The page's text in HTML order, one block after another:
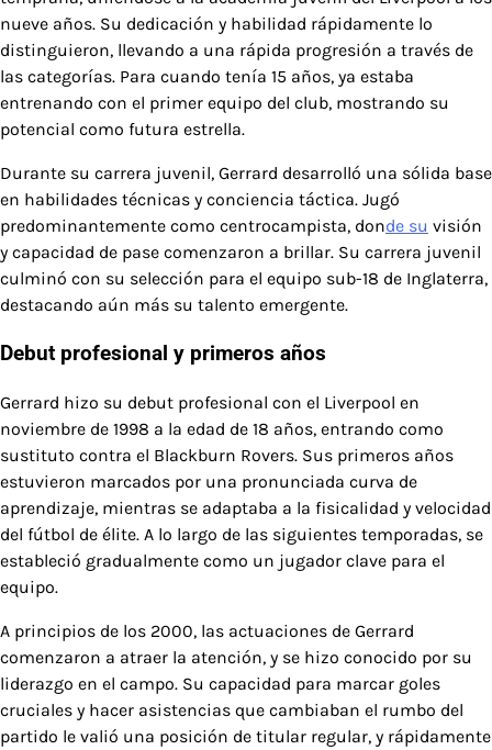
nueve años. Su dedicación y habilidad rápidamente lo
distinguieron, llevando a una rápida progresión a través de
las categorías. Para cuando tenía 15 años, ya estaba
entrenando con el primer equipo del club, mostrando su
potencial como futura estrella.
Durante su carrera juvenil, Gerrard desarrolló una sólida base
en habilidades técnicas y conciencia táctica. Jugó
predominantemente como centrocampista, donde su visión
y capacidad de pase comenzaron a brillar. Su carrera juvenil
culminó con su selección para el equipo sub-18 de Inglaterra,
destacando aún más su talento emergente.
Debut profesional y primeros años
Gerrard hizo su debut profesional con el Liverpool en
noviembre de 1998 a la edad de 18 años, entrando como
sustituto contra el Blackburn Rovers. Sus primeros años
estuvieron marcados por una pronunciada curva de
aprendizaje, mientras se adaptaba a la fisicalidad y velocidad
del fútbol de élite. A lo largo de las siguientes temporadas, se
estableció gradualmente como un jugador clave para el
equipo.
A principios de los 2000, las actuaciones de Gerrard
comenzaron a atraer la atención, y se hizo conocido por su
liderazgo en el campo. Su capacidad para marcar goles
cruciales y hacer asistencias que cambiaban el rumbo del
partido le valió una posición de titular regular, y rápidamente